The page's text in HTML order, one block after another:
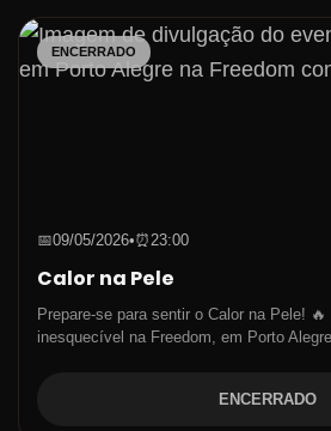
ENCERRADO
📅09/05/2026•⏰23:00
Calor na Pele
Prepare-se para sentir o Calor na Pele!
inesquecível na Freedom, em Porto
ENCERRADO